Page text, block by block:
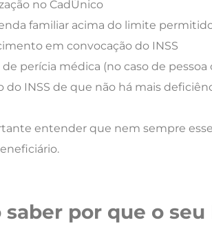
no CadÚnico
familiar acima do limite
em convocação do INSS
de perícia médica (no caso de
INSS de que não há mais
entender que nem sempre
saber por que o